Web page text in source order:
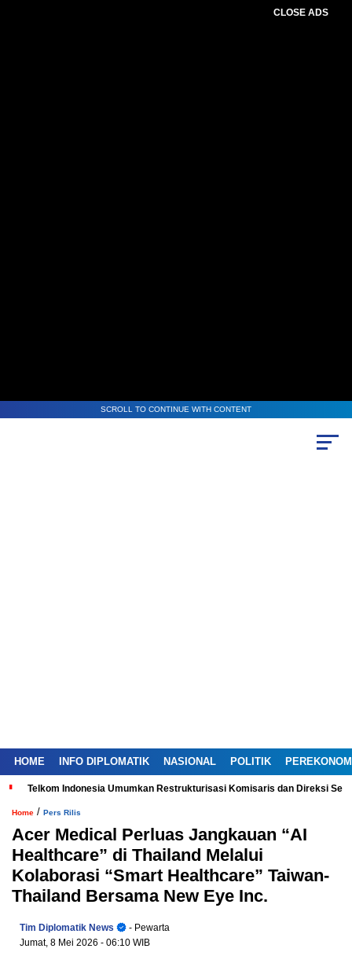
CLOSE ADS
SCROLL TO CONTINUE WITH CONTENT
HOME INFO DIPLOMATIK NASIONAL POLITIK
Telkom Indonesia Umumkan Restrukturisasi Komisaris dan Direksi
Home / Pers Rilis
Acer Medical Perluas Jangkauan “AI
Healthcare” di Thailand Melalui
Kolaborasi “Smart Healthcare” Taiwan-
Thailand Bersama New Eye Inc.
Tim Diplomatik News
- Pewarta
Jumat, 8 Mei 2026 - 06:10 WIB